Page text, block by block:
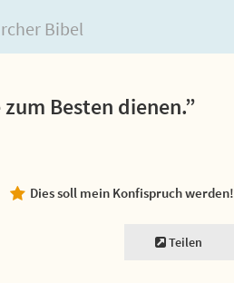
Bibel
Besten dienen.”
Dies soll mein Konfispruch werden!
Teilen